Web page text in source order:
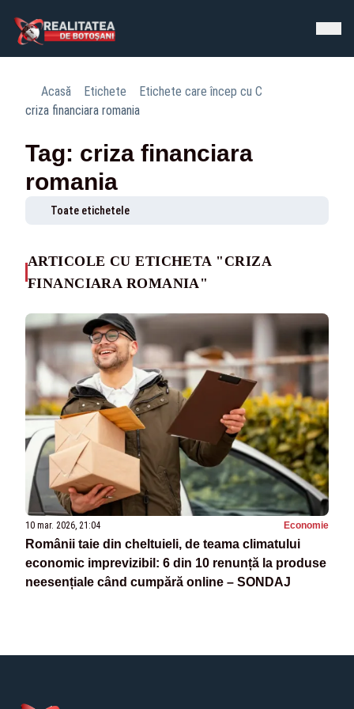
Acasă Etichete
Etichete care încep cu C
criza financiara romania
Tag: criza financiara
romania
Toate etichetele
ARTICOLE CU ETICHETA "CRIZA
FINANCIARA ROMANIA"
10 mar. 2026, 21:04 Economie
Românii taie din cheltuieli, de teama climatului
economic imprevizibil: 6 din 10 renunță la produse
neesențiale când cumpără online – SONDAJ